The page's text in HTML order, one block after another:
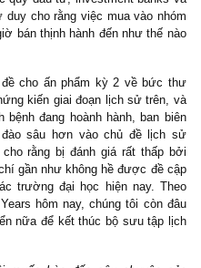
cổ phiếu bluechips nhỏ
không nhớ đến nhóm “Nifty
1970s tại Hoa Kỳ, nơi mà
các quỹ đầu tư, investment
tư duy cho rằng việc mua vào
giờ bán thịnh hành đến như
đề cho ấn phẩm kỳ 2 về
chứng kiến giai đoạn lịch sử
bệnh đang hoành hành,
đào sâu hơn vào chủ đề